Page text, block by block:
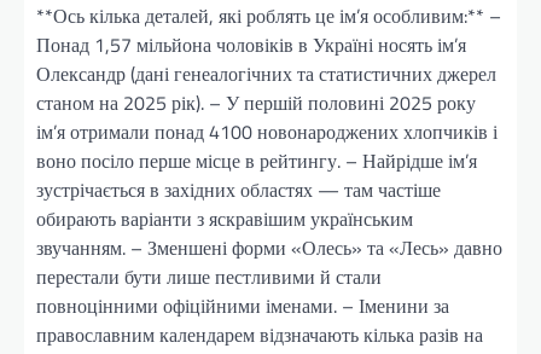
**Ось кілька деталей, які роблять це ім’я особливим:** –
Понад 1,57 мільйона чоловіків в Україні носять ім’я
Олександр (дані генеалогічних та статистичних джерел
станом на 2025 рік). – У першій половині 2025 року
ім’я отримали понад 4100 новонароджених хлопчиків і
воно посіло перше місце в рейтингу. – Найрідше ім’я
зустрічається в західних областях — там частіше
обирають варіанти з яскравішим українським
звучанням. – Зменшені форми «Олесь» та «Лесь» давно
перестали бути лише пестливими й стали
повноцінними офіційними іменами. – Іменини за
православним календарем відзначають кілька разів на